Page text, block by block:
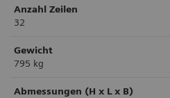
Anzahl Zeilen
32
Gewicht
795 kg
Abmessungen (H x L x B)